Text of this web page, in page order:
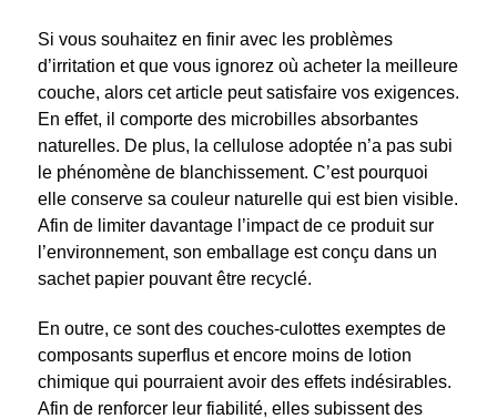
Si vous souhaitez en finir avec les problèmes
d’irritation et que vous ignorez où acheter la meilleure
couche, alors cet article peut satisfaire vos exigences.
En effet, il comporte des microbilles absorbantes
naturelles. De plus, la cellulose adoptée n’a pas subi
le phénomène de blanchissement. C’est pourquoi
elle conserve sa couleur naturelle qui est bien visible.
Afin de limiter davantage l’impact de ce produit sur
l’environnement, son emballage est conçu dans un
sachet papier pouvant être recyclé.
En outre, ce sont des couches-culottes exemptes de
composants superflus et encore moins de lotion
chimique qui pourraient avoir des effets indésirables.
Afin de renforcer leur fiabilité, elles subissent des